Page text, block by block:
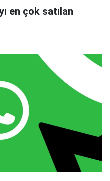
en çok satılan